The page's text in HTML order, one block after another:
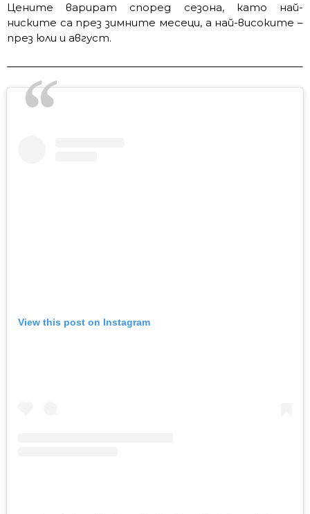
Цените варират според сезона, като най-
ниските са през зимните месеци, а най-високите –
през юли и август.
View this post on Instagram